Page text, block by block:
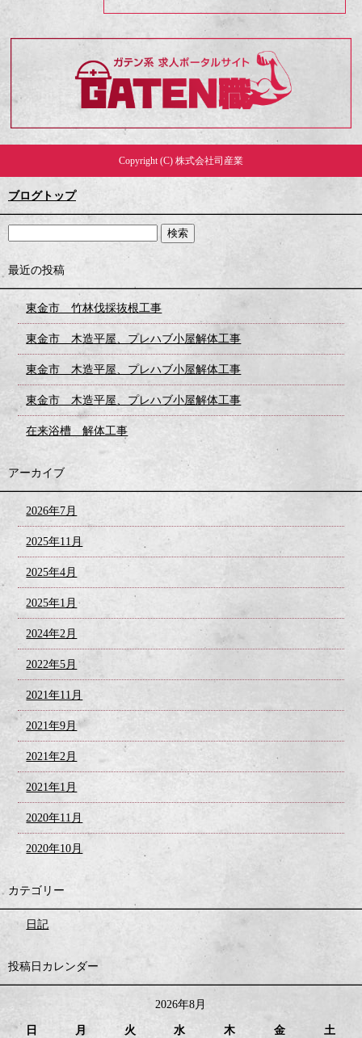
Copyright (C) 株式会社司産業
ブログトップ
最近の投稿
東金市 竹林伐採抜根工事
東金市 木造平屋、プレハブ小屋解体工事
東金市 木造平屋、プレハブ小屋解体工事
東金市 木造平屋、プレハブ小屋解体工事
在来浴槽 解体工事
アーカイブ
2026年7月
2025年11月
2025年4月
2025年1月
2024年2月
2022年5月
2021年11月
2021年9月
2021年2月
2021年1月
2020年11月
2020年10月
カテゴリー
日記
投稿日カレンダー
2026年8月
日 月 火 水 木 金 土